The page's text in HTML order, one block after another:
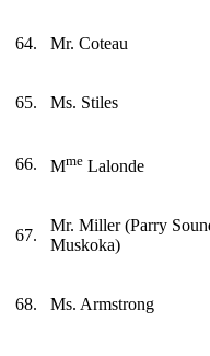
64. Mr. Coteau
65. Ms. Stiles
66. Mme Lalonde
67.
Mr. Miller (Parry
Muskoka)
68. Ms. Armstrong